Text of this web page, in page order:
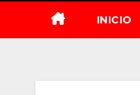
INICIO